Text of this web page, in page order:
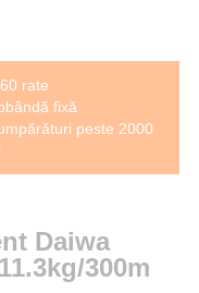
rate
fixă
peste 2000
Daiwa
300m